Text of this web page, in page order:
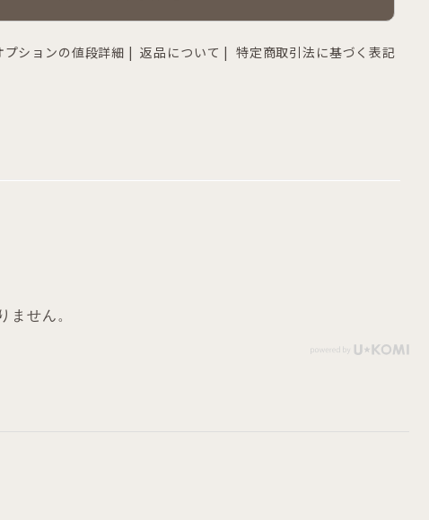
プションの値段詳細 |返品について | 特定商取引法に基づく表記
ません。